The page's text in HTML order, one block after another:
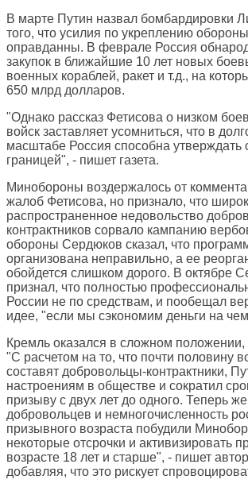
В марте Путин назвал бомбардировки
того, что усилия по укреплению
оправданны. В феврале Россия
закупок в ближайшие 10 лет новых
военных кораблей, ракет и т.д., на
650 млрд долларов.
"Однако рассказ Фетисова о низком
войск заставляет усомниться, что в
масштабе Россия способна
границей", - пишет газета.
Минобороны воздержалось от
жалоб Фетисова, но признало, что
распространенное недовольство
контрактников сорвало кампанию
обороны Сердюков сказал, что
организована неправильно, а ее
обойдется слишком дорого. В октябре
признал, что полностью
России не по средствам, и пообещал
идее, "если мы сэкономим деньги на
Кремль оказался в сложном положении,
"С расчетом на то, что почти половину
составят добровольцы-контрактники,
настроениям в обществе и сократил
призыву с двух лет до одного. Теперь
добровольцев и немногочисленность
призывного возраста побудили
некоторые отсрочки и активизировать
возрасте 18 лет и старше", - пишет
добавляя, что это рискует